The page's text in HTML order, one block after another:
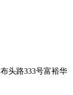
头路333号富裕华